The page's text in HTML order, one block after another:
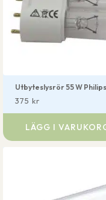
Utbyteslysrör 55 W Philips
375 kr
LÄGG I